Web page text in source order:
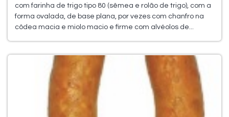
com farinha de trigo tipo 80 (sêmea e rolão de trigo), com a
forma ovalada, de base plana, por vezes com chanfro na
côdea macia e miolo macio e firme com alvéolos de...